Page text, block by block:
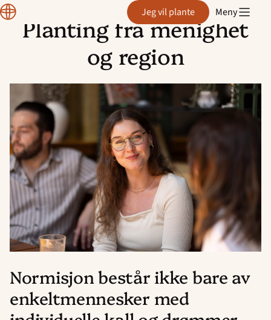
Hopp
Plante Jeg vil plante Meny
Planting fra menighet
og region
Normisjon består ikke bare av
enkeltmennesker med